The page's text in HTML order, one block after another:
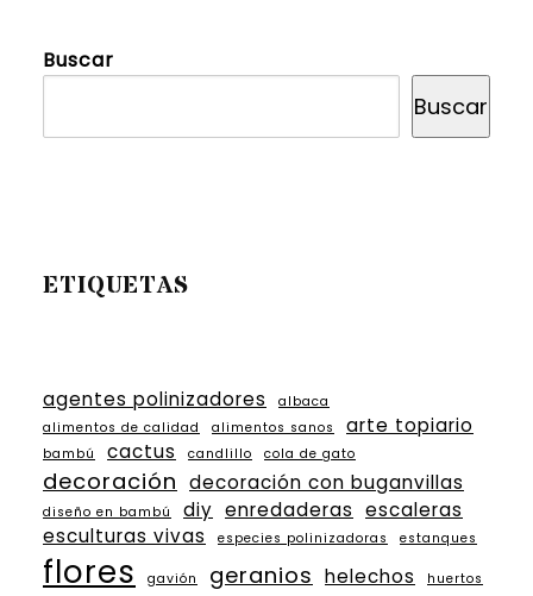
Buscar
Buscar
ETIQUETAS
agentes polinizadores
albaca
alimentos de calidad
alimentos sanos arte topiario
bambú cactus candlillo cola de gato
decoración decoración con buganvillas
diseño en bambú diy enredaderas escaleras
esculturas vivas
especies polinizadoras estanques
flores gavión geranios helechos huertos